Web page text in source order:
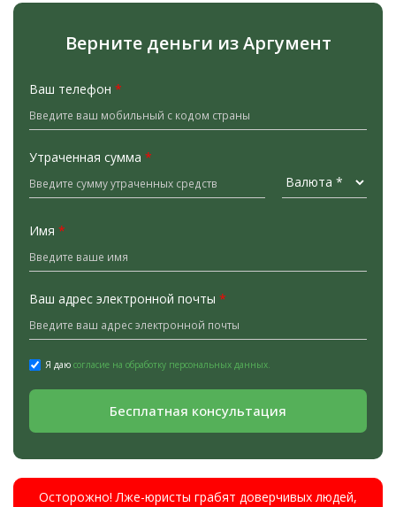
Верните деньги из Аргумент
Ваш телефон *
Утраченная сумма *
Имя *
Ваш адрес электронной почты *
Я даю согласие на обработку персональных данных.
Бесплатная консультация
Осторожно! Лже-юристы грабят доверчивых людей,